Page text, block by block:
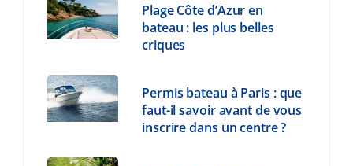
Plage Côte d’Azur en
bateau : les plus belles
criques
Permis bateau à Paris : que
faut-il savoir avant de vous
inscrire dans un centre ?